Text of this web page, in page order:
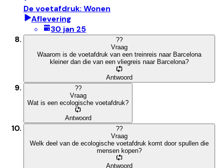
De voetafdruk: Wonen
Aflevering
30 jan 25
??
Vraag
Waarom is de voetafdruk van een treinreis naar Barcelona
kleiner dan die van een vliegreis naar Barcelona?
Antwoord
??
Vraag
Wat is een ecologische voetafdruk?
Antwoord
??
Vraag
Welk deel van de ecologische voetafdruk komt door spullen die
mensen kopen?
Antwoord